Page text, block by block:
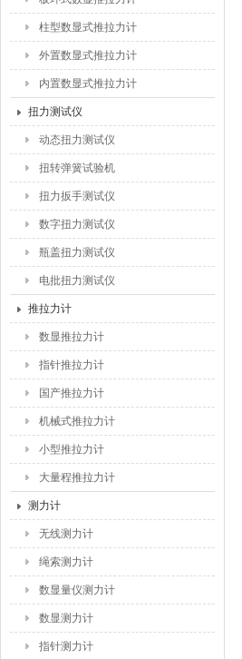
柱型数显式推拉力计
外置数显式推拉力计
内置数显式推拉力计
扭力测试仪
动态扭力测试仪
扭转弹簧试验机
扭力扳手测试仪
数字扭力测试仪
瓶盖扭力测试仪
电批扭力测试仪
推拉力计
数显推拉力计
指针推拉力计
国产推拉力计
机械式推拉力计
小型推拉力计
大量程推拉力计
测力计
无线测力计
绳索测力计
数显量仪测力计
数显测力计
指针测力计